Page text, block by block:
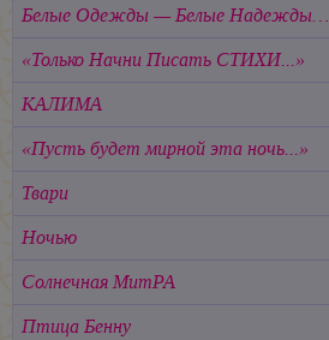
Белые Одежды — Белые Надежды…
«Только Начни Писать СТИХИ...»
КАЛИМА
«Пусть будет мирной эта ночь...»
Твари
Ночью
Cолнечная МитРА
Птица Бенну